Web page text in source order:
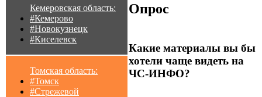
Кемеровская область:
#Кемерово
#Новокузнецк
#Киселевск
Томская область:
#Томск
#Стрежевой
Опрос
Какие материалы вы бы
хотели чаще видеть на
ЧС-ИНФО?